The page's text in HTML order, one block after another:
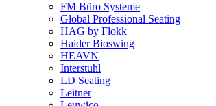
FM Büro Systeme
Global Professional Seating
HAG by Flokk
Haider Bioswing
HEAVN
Interstuhl
LD Seating
Leitner